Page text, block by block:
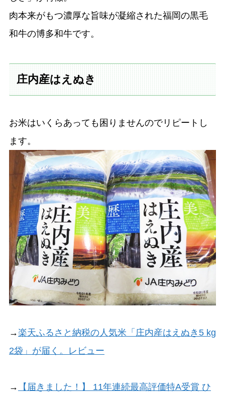
肉本来がもつ濃厚な旨味が凝縮された福岡の黒毛
和牛の博多和牛です。
庄内産はえぬき
お米はいくらあっても困りませんのでリピートし
ます。
→楽天ふるさと納税の人気米「庄内産はえぬき5 kg
2袋」が届く。レビュー
→ 【届きました！】 11年連続最高評価特A受賞 ひ